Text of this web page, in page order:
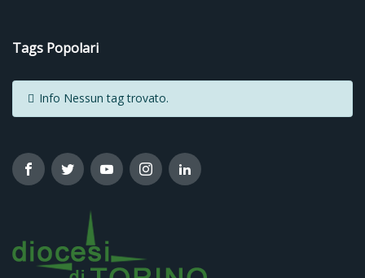
Tags Popolari
Info Nessun tag trovato.